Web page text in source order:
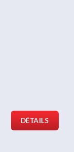
DÉTAILS